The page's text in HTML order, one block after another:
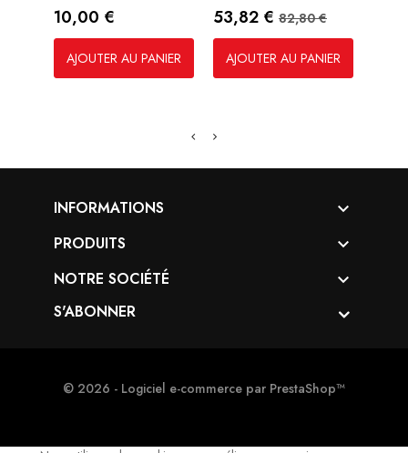
Prix
10,00 €
AJOUTER AU PANIER
Prix
53,82 € Prix de base
82,80 €
AJOUTER AU PANIER
INFORMATIONS 
PRODUITS 
NOTRE SOCIÉTÉ 
S'ABONNER
© 2026 - Logiciel e-commerce par PrestaShop™